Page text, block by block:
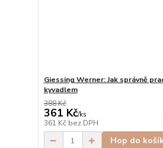
Giessing Werner: Jak správně
kyvadlem
388 Kč
361 Kč/ks
361 Kč bez DPH
Hop do